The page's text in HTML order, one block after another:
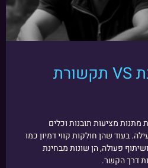
תקשורת מקרבת VS תקשורת
מציעות תובנות וכלים
בעוד שהן חולקות קווי דמיון כמו
פעולה, הן שונות מבחינת
דרך הקשר.